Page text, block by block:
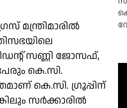
മന്ത്രിമാരിൽ
സണ്ണി ജോസഫ്,
കെ.സി.
കെ.സി. ഗ്രൂപ്പിന്
സർക്കാരിൽ